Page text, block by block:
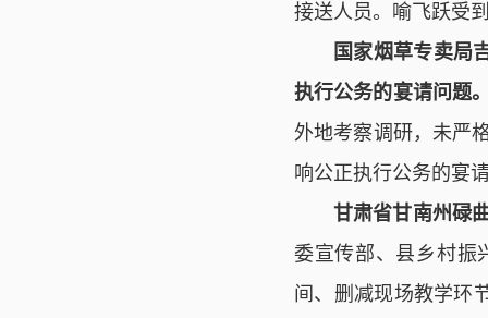
接送人员。喻飞跃受
国家烟草专卖局
执行公务的宴请问题
外地考察调研，未严
响公正执行公务的宴
甘肃省甘南州碌
委宣传部、县乡村振
间、删减现场教学环